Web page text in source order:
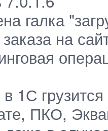
галка
на
1С
ПКО,